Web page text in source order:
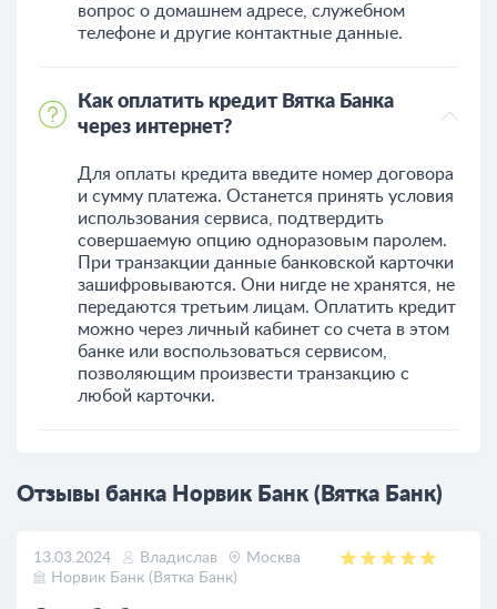
вопрос о домашнем адресе, служебном
телефоне и другие контактные данные.
Как оплатить кредит Вятка Банка
через интернет?
Для оплаты кредита введите номер договора
и сумму платежа. Останется принять условия
использования сервиса, подтвердить
совершаемую опцию одноразовым паролем.
При транзакции данные банковской карточки
зашифровываются. Они нигде не хранятся, не
передаются третьим лицам. Оплатить кредит
можно через личный кабинет со счета в этом
банке или воспользоваться сервисом,
позволяющим произвести транзакцию с
любой карточки.
Отзывы банка Норвик Банк (Вятка Банк)
13.03.2024 Владислав
Москва
Норвик Банк (Вятка Банк)